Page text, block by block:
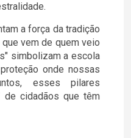
a força da tradição
vem de quem veio
simbolizam a escola
onde nossas
esses pilares
de cidadãos que têm